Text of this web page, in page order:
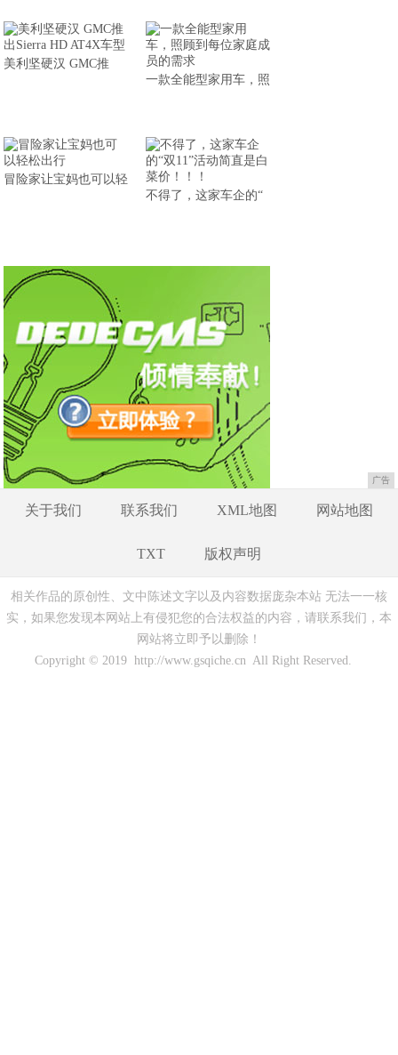
美利坚硬汉 GMC推
一款全能型家用车，照
冒险家让宝妈也可以轻
不得了，这家车企的“
广告
关于我们 联系我们 XML地图 网站地图
TXT 版权声明
相关作品的原创性、文中陈述文字以及内容数据庞杂本站 无法一一核
实，如果您发现本网站上有侵犯您的合法权益的内容，请联系我们，本
网站将立即予以删除！
Copyright © 2019 http://www.gsqiche.cn All Right Reserved.